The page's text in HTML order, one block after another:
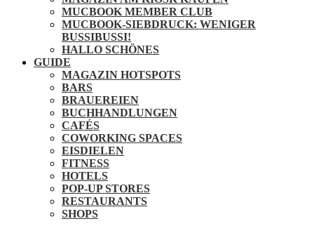
MUCBOOK MEMBER CLUB
MUCBOOK-SIEBDRUCK: WENIGER
BUSSIBUSSI!
HALLO SCHÖNES
GUIDE
MAGAZIN HOTSPOTS
BARS
BRAUEREIEN
BUCHHANDLUNGEN
CAFÉS
COWORKING SPACES
EISDIELEN
FITNESS
HOTELS
POP-UP STORES
RESTAURANTS
SHOPS